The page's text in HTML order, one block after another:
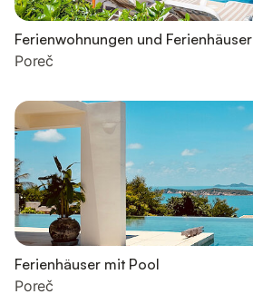
Ferienwohnungen und Ferienhäuser
Poreč
Ferienhäuser mit Pool
Poreč